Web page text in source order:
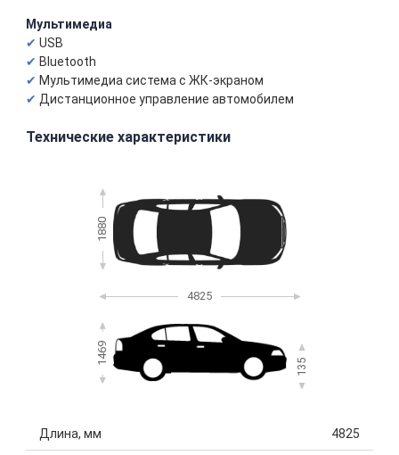
Мультимедиа
USB
Bluetooth
Мультимедиа система с ЖК-экраном
Дистанционное управление автомобилем
Технические характеристики
1880
4825
1469
135
Длина, мм 4825